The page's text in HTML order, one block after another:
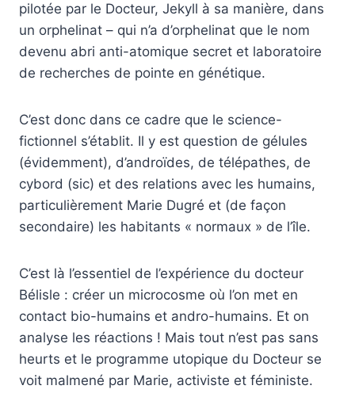
pilotée par le Docteur, Jekyll à sa manière, dans
un orphelinat – qui n’a d’orphelinat que le nom
devenu abri anti-atomique secret et laboratoire
de recherches de pointe en génétique.
C’est donc dans ce cadre que le science-
fictionnel s’établit. Il y est question de gélules
(évidemment), d’androïdes, de télépathes, de
cybord (sic) et des relations avec les humains,
particulièrement Marie Dugré et (de façon
secondaire) les habitants « normaux » de l’île.
C’est là l’essentiel de l’expérience du docteur
Bélisle : créer un microcosme où l’on met en
contact bio-humains et andro-humains. Et on
analyse les réactions ! Mais tout n’est pas sans
heurts et le programme utopique du Docteur se
voit malmené par Marie, activiste et féministe.